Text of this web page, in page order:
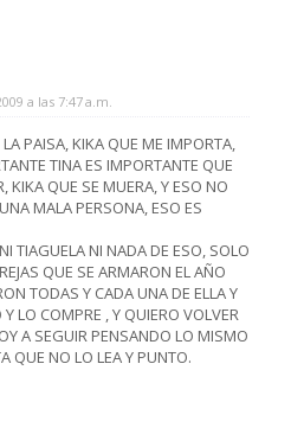
a las 7:47 a.m.
PAISA, KIKA QUE ME IMPORTA,
TINA ES IMPORTANTE QUE
KIKA QUE SE MUERA, Y ESO NO
MALA PERSONA, ESO ES
TIAGUELA NI NADA DE ESO, SOLO
QUE SE ARMARON EL AÑO
TODAS Y CADA UNA DE ELLA Y
LO COMPRE , Y QUIERO VOLVER
A SEGUIR PENSANDO LO MISMO
QUE NO LO LEA Y PUNTO.